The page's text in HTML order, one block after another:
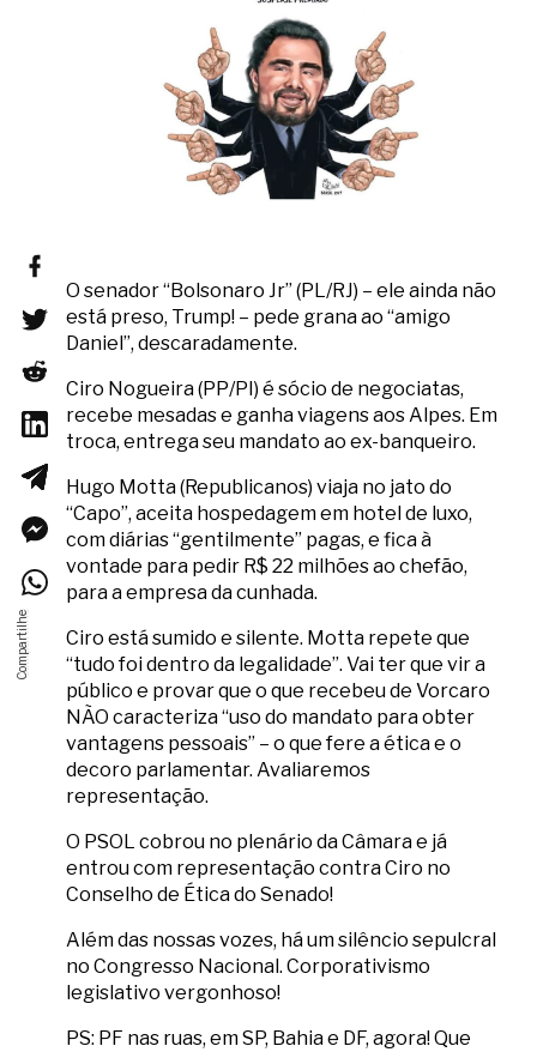
O senador “Bolsonaro Jr” (PL/RJ) – ele ainda não
está preso, Trump! – pede grana ao “amigo
Daniel”, descaradamente.
Ciro Nogueira (PP/PI) é sócio de negociatas,
recebe mesadas e ganha viagens aos Alpes. Em
troca, entrega seu mandato ao ex-banqueiro.
Hugo Motta (Republicanos) viaja no jato do
“Capo”, aceita hospedagem em hotel de luxo,
com diárias “gentilmente” pagas, e fica à
vontade para pedir R$ 22 milhões ao chefão,
para a empresa da cunhada.
Ciro está sumido e silente. Motta repete que
“tudo foi dentro da legalidade”. Vai ter que vir a
público e provar que o que recebeu de Vorcaro
NÃO caracteriza “uso do mandato para obter
vantagens pessoais” – o que fere a ética e o
decoro parlamentar. Avaliaremos
representação.
O PSOL cobrou no plenário da Câmara e já
entrou com representação contra Ciro no
Conselho de Ética do Senado!
Além das nossas vozes, há um silêncio sepulcral
no Congresso Nacional. Corporativismo
legislativo vergonhoso!
PS: PF nas ruas, em SP, Bahia e DF, agora! Que